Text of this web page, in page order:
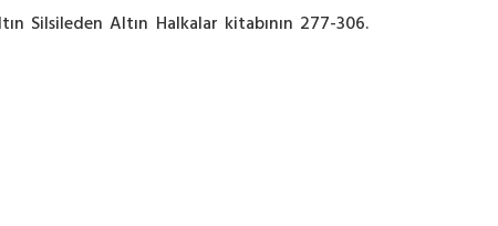
Silsileden Altın Halkalar kitabının 277-306.